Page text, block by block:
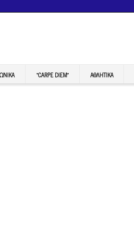
“CARPE DIEM” ΑΘΛΗΤΙΚΆ